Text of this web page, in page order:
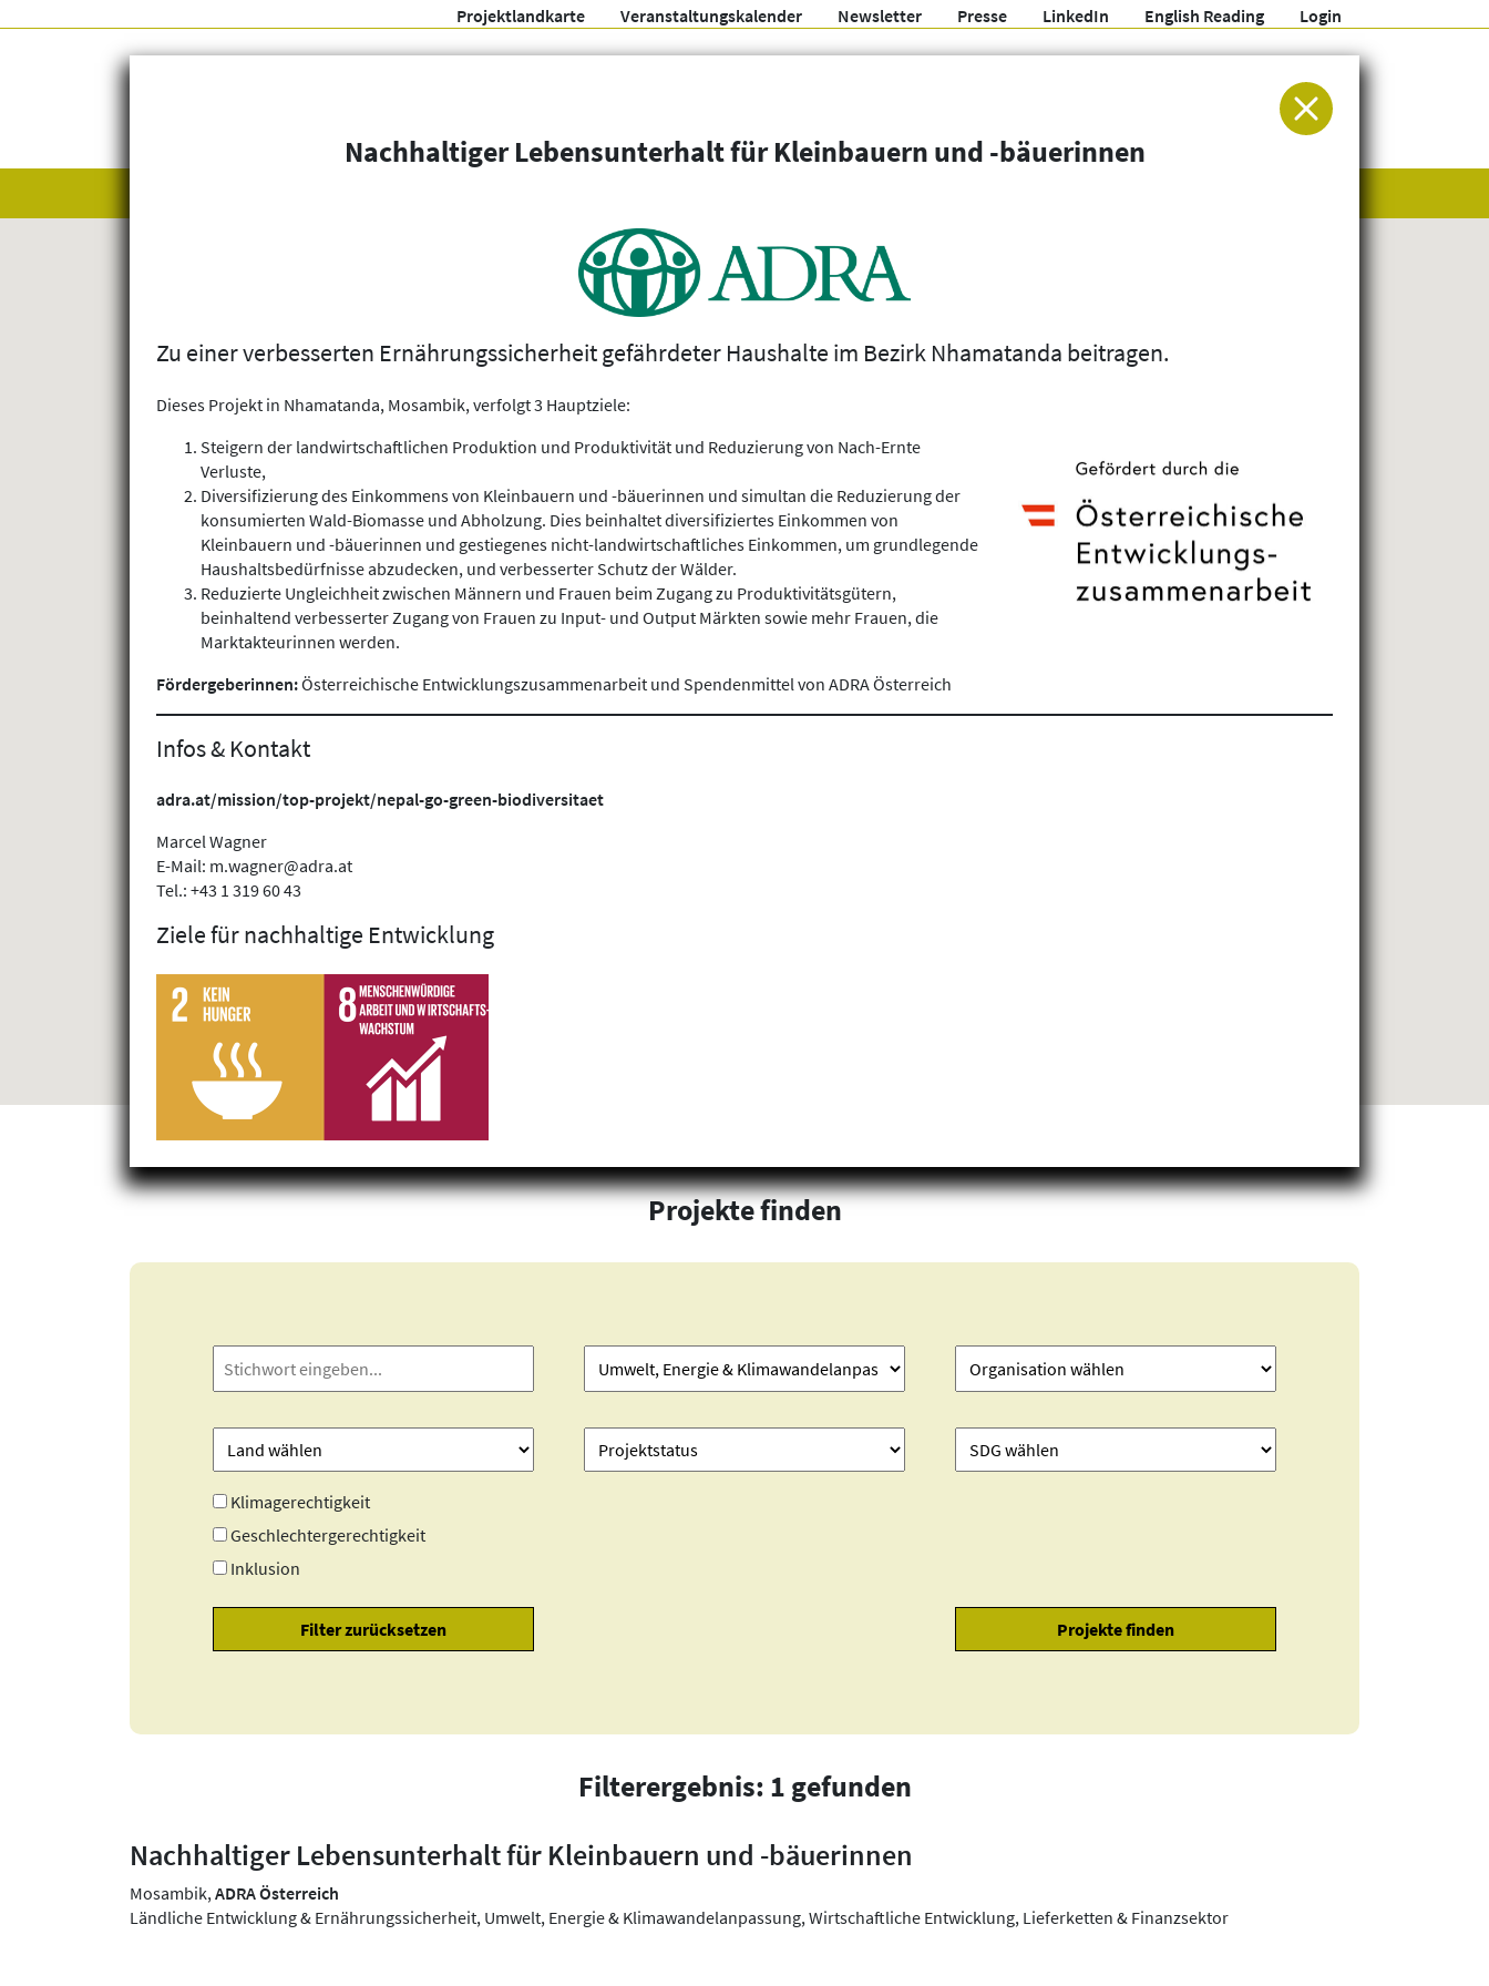
Projektlandkarte Veranstaltungskalender Newsletter Presse LinkedIn English Reading Login
Arbeitsgemeinschaft für Entwicklung und Humanitäre Hilfe
Projekte finden
Klimagerechtigkeit
Geschlechtergerechtigkeit
Inklusion
Filterergebnis: 1 gefunden
Nachhaltiger Lebensunterhalt für Kleinbauern und -bäuerinnen
Mosambik,ADRA Österreich
Ländliche Entwicklung & Ernährungssicherheit, Umwelt, Energie & Klimawandelanpassung, Wirtschaftliche Entwicklung, Lieferketten & Finanzsektor
Nachhaltiger Lebensunterhalt für Kleinbauern und -bäuerinnen
Zu einer verbesserten Ernährungssicherheit gefährdeter Haushalte im Bezirk Nhamatanda beitragen.
Dieses Projekt in Nhamatanda, Mosambik, verfolgt 3 Hauptziele:
Steigern der landwirtschaftlichen Produktion und Produktivität und Reduzierung von Nach-Ernte
Verluste,
Diversifizierung des Einkommens von Kleinbauern und -bäuerinnen und simultan die Reduzierung der
konsumierten Wald-Biomasse und Abholzung. Dies beinhaltet diversifiziertes Einkommen von
Kleinbauern und -bäuerinnen und gestiegenes nicht-landwirtschaftliches Einkommen, um grundlegende
Haushaltsbedürfnisse abzudecken, und verbesserter Schutz der Wälder.
Reduzierte Ungleichheit zwischen Männern und Frauen beim Zugang zu Produktivitätsgütern,
beinhaltend verbesserter Zugang von Frauen zu Input- und Output Märkten sowie mehr Frauen, die
Marktakteurinnen werden.
Fördergeberinnen:Österreichische Entwicklungszusammenarbeit und Spendenmittel von ADRA Österreich
Infos & Kontakt
adra.at/mission/top-projekt/nepal-go-green-biodiversitaet
Marcel Wagner
E-Mail: m.wagner@adra.at
Tel.: +43 1 319 60 43
Ziele für nachhaltige Entwicklung